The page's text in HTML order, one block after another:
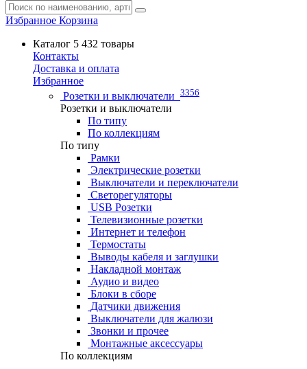
Избранное Корзина
Каталог 5 432 товары
Контакты
Доставка и оплата
Избранное
Розетки и выключатели 3356
Розетки и выключатели
По типу
По коллекциям
По типу
Рамки
Электрические розетки
Выключатели и переключатели
Светорегуляторы
USB Розетки
Телевизионные розетки
Интернет и телефон
Термостаты
Выводы кабеля и заглушки
Накладной монтаж
Аудио и видео
Блоки в сборе
Датчики движения
Выключатели для жалюзи
Звонки и прочее
Монтажные аксессуары
По коллекциям